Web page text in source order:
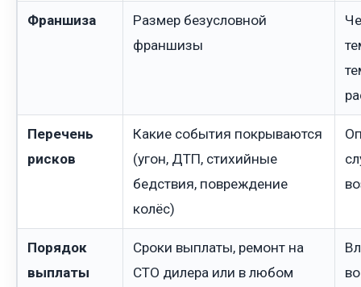
Франшиза
Размер безусловной
франшизы
Перечень
рисков
Какие события покрываются
(угон, ДТП, стихийные
бедствия, повреждение
колёс)
Порядок
выплаты
Сроки выплаты, ремонт на
СТО дилера или в любом